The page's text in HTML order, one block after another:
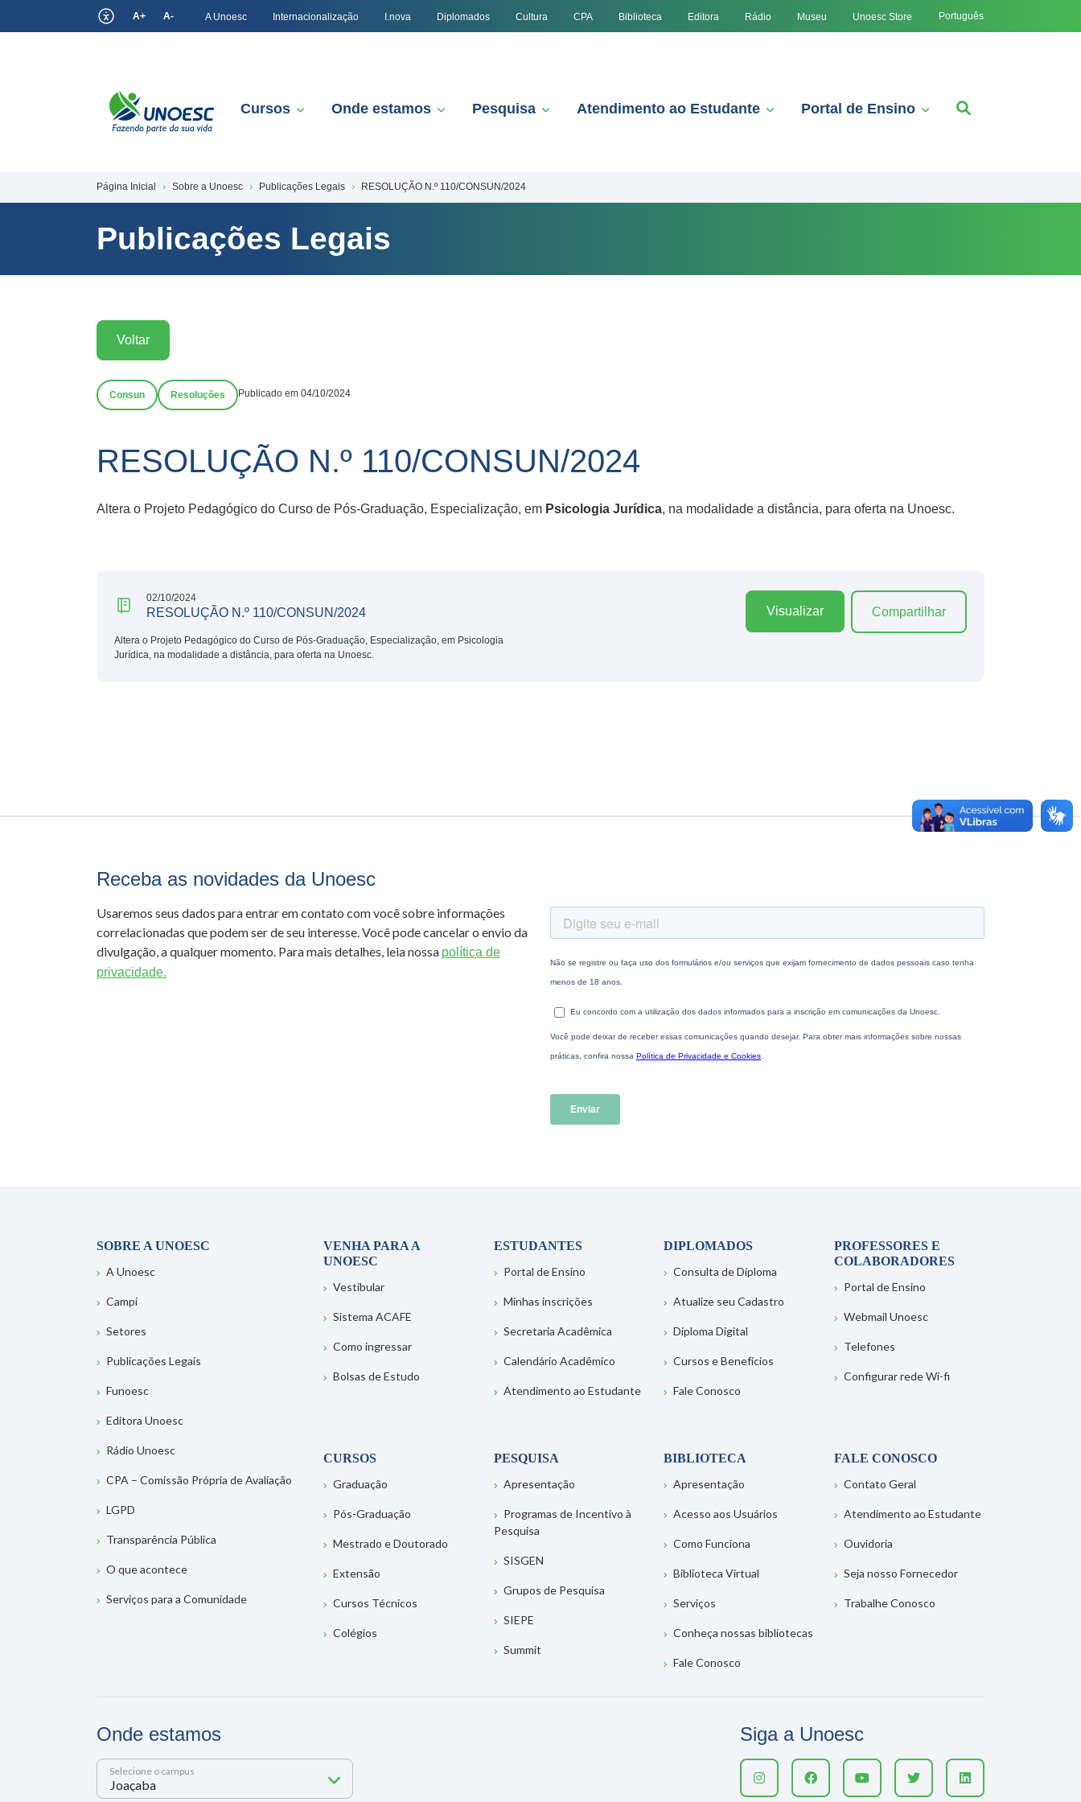
A+ A- A Unoesc Internacionalização I.nova Diplomados Cultura CPA Biblioteca Editora Rádio Museu Unoesc Store Português
Cursos Onde estamos Pesquisa Atendimento ao Estudante Portal de Ensino
Página Inicial Sobre a Unoesc Publicações Legais RESOLUÇÃO N.º 110/CONSUN/2024
Publicações Legais
Voltar
Consun Resoluções Publicado em 04/10/2024
RESOLUÇÃO N.º 110/CONSUN/2024
Altera o Projeto Pedagógico do Curso de Pós-Graduação, Especialização, em Psicologia Jurídica, na modalidade a distância, para oferta na Unoesc.
02/10/2024
RESOLUÇÃO N.º 110/CONSUN/2024
Altera o Projeto Pedagógico do Curso de Pós-Graduação, Especialização, em Psicologia
Jurídica, na modalidade a distância, para oferta na Unoesc.
Visualizar Compartilhar
Receba as novidades da Unoesc
Usaremos seus dados para entrar em contato com você sobre informações
correlacionadas que podem ser de seu interesse. Você pode cancelar o envio da
divulgação, a qualquer momento. Para mais detalhes, leia nossa política de
privacidade.
SOBRE A UNOESC
A Unoesc
Campi
Setores
Publicações Legais
Funoesc
Editora Unoesc
Rádio Unoesc
CPA – Comissão Própria de Avaliação
LGPD
Transparência Pública
O que acontece
Serviços para a Comunidade
VENHA PARA A
UNOESC
Vestibular
Sistema ACAFE
Como ingressar
Bolsas de Estudo
ESTUDANTES
Portal de Ensino
Minhas inscrições
Secretaria Acadêmica
Calendário Acadêmico
Atendimento ao Estudante
DIPLOMADOS
Consulta de Diploma
Atualize seu Cadastro
Diploma Digital
Cursos e Benefícios
Fale Conosco
PROFESSORES E
COLABORADORES
Portal de Ensino
Webmail Unoesc
Telefones
Configurar rede Wi-fi
CURSOS
Graduação
Pós-Graduação
Mestrado e Doutorado
Extensão
Cursos Técnicos
Colégios
PESQUISA
Apresentação
Programas de Incentivo à
Pesquisa
SISGEN
Grupos de Pesquisa
SIEPE
Summit
BIBLIOTECA
Apresentação
Acesso aos Usuários
Como Funciona
Biblioteca Virtual
Serviços
Conheça nossas bibliotecas
Fale Conosco
FALE CONOSCO
Contato Geral
Atendimento ao Estudante
Ouvidoria
Seja nosso Fornecedor
Trabalhe Conosco
Onde estamos
Selecione o campus
Siga a Unoesc